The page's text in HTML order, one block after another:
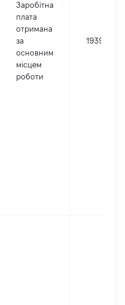
Заробітна
плата
отримана
за
основним
місцем
роботи
193991